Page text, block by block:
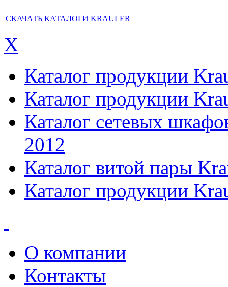
СКАЧАТЬ КАТАЛОГИ KRAULER
X
Каталог продукции
Каталог продукции
Каталог сетевых
2012
Каталог витой пары
Каталог продукции
О компании
Контакты